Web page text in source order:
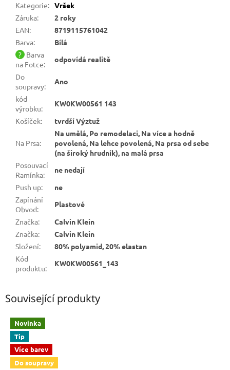
Kategorie: Vršek
Záruka:
2 roky
EAN:
8719115761042
Barva:
Bílá
? Barva
na Fotce:
odpovídá realitě
Do
soupravy:
Ano
kód
výrobku:
KW0KW00561 143
Košíček: tvrdší Výztuž
Na Prsa:
Na umělá, Po remodelaci, Na více a hodně
povolená, Na lehce povolená, Na prsa od sebe
(na široký hrudník), na malá prsa
Posouvací
Ramínka:
ne nedají
Push up:
ne
Zapínání
Obvod:
Plastové
Značka:
Calvin Klein
Značka:
Calvin Klein
Složení:
80% polyamid, 20% elastan
Kód
produktu:
KW0KW00561_143
Související produkty
Novinka
Tip
Více barev
Do soupravy